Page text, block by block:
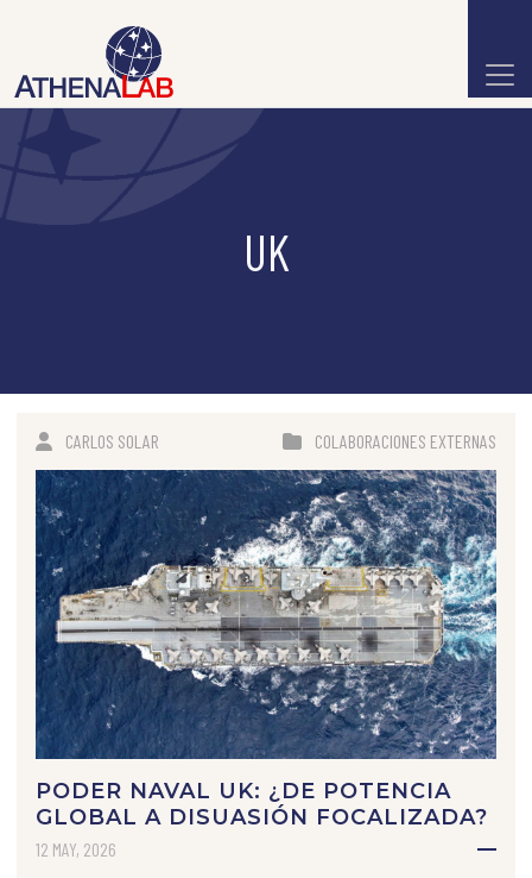
UK
CARLOS SOLAR COLABORACIONES EXTERNAS
PODER NAVAL UK: ¿DE POTENCIA
GLOBAL A DISUASIÓN FOCALIZADA?
12 MAY, 2026